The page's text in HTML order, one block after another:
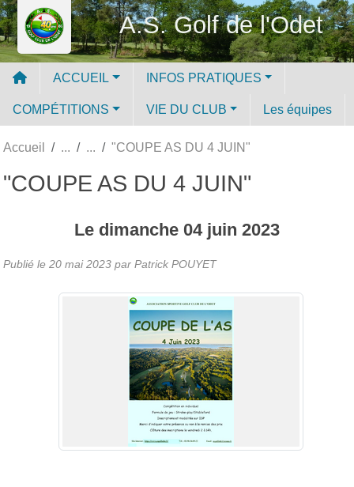
A.S. Golf de l'Odet
ACCUEIL INFOS PRATIQUES
COMPÉTITIONS VIE DU CLUB Les équipes
Accueil "COUPE AS DU 4 JUIN"
"COUPE AS DU 4 JUIN"
Le dimanche 04 juin 2023
Publié le 20 mai 2023 par Patrick POUYET
Panneau de gestion des cookies